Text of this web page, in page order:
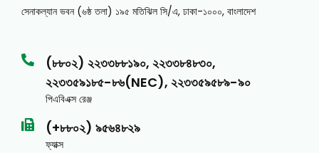
সেনাকল্যান ভবন (৬ষ্ঠ তলা) ১৯৫ মতিঝিল সি/এ, ঢাকা-১০০০, বাংলাদেশ
(৮৮০২) ২২৩৩৮৮১৯০, ২২৩৩৮৪৮৩০,
২২৩৩৫৯১৮৫-৮৬(NEC), ২২৩৩৫৯৫৮৯-৯০
পিএবিএক্স রেঞ্জ
(+৮৮০২) ৯৫৬৪৮২৯
ফ্যাক্স